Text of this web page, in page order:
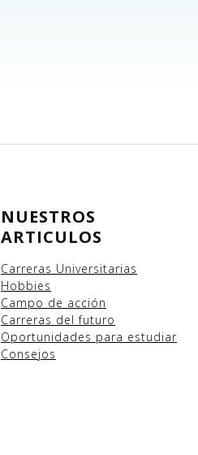
NUESTROS
ARTICULOS
Carreras Universitarias
Hobbies
Campo de acción
Carreras del futuro
Oportunidades para estudiar
Consejos